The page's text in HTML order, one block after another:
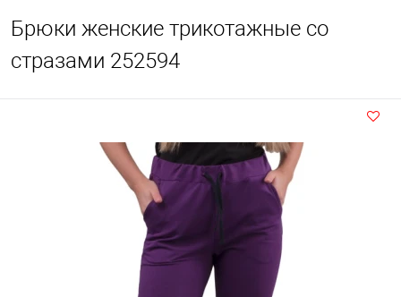
Брюки женские трикотажные со
стразами 252594